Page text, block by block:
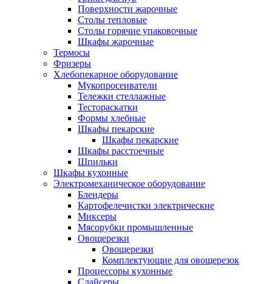
Поверхности жарочные
Столы тепловые
Столы горячие упаковочные
Шкафы жарочные
Термосы
Фризеры
Хлебопекарное оборудование
Мукопросеиватели
Тележки стеллажные
Тестораскатки
Формы хлебные
Шкафы пекарские
Шкафы пекарские
Шкафы расстоечные
Шпильки
Шкафы кухонные
Электромеханическое оборудование
Блендеры
Картофелечистки электрические
Миксеры
Мясорубки промышленные
Овощерезки
Овощерезки
Комплектующие для овощерезок
Процессоры кухонные
Слайсеры